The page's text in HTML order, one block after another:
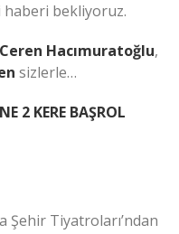
haberi bekliyoruz.
Ceren Hacımuratoğlu,
sizlerle…
2 KERE BAŞROL
Şehir Tiyatroları’ndan